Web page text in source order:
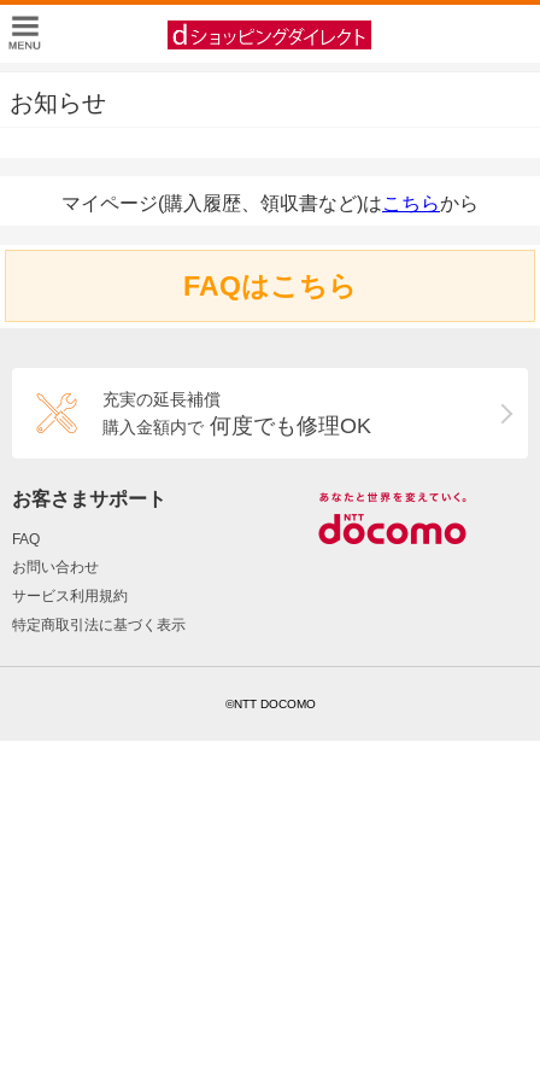
お知らせ
マイページ(購入履歴、領収書など)はこちらから
FAQはこちら
充実の延長補償
購入金額内で 何度でも修理OK
お客さまサポート
FAQ
お問い合わせ
サービス利用規約
特定商取引法に基づく表示
©NTT DOCOMO